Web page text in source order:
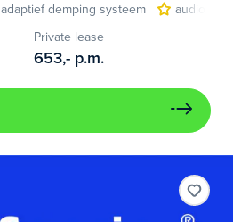
adaptief demping systeem
audio
Private lease
653,- p.m.